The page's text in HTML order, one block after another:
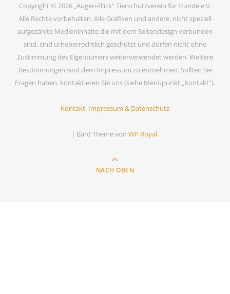
Copyright © 2026 „Augen-Blick“ Tierschutzverein für Hunde e.V.
Alle Rechte vorbehalten. Alle Grafiken und andere, nicht speziell
aufgezählte Medieninhalte die mit dem Seitendesign verbunden
sind, sind urheberrechtlich geschützt und dürfen nicht ohne
Zustimmung des Eigentümers weiterverwendet werden. Weitere
Bestimmungen sind dem Impressum zu entnehmen. Sollten Sie
Fragen haben, kontaktieren Sie uns (siehe Menüpunkt „Kontakt“).
Kontakt, Impressum & Datenschutz
| Bard Theme von WP Royal.
NACH OBEN